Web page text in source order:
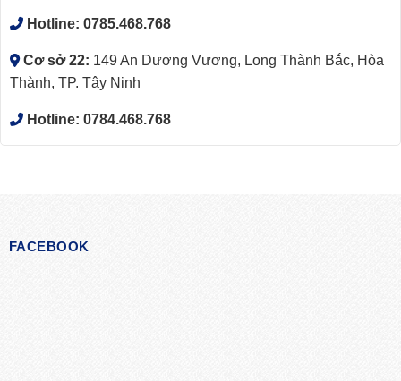
Hotline: 0785.468.768
Cơ sở 22: 149 An Dương Vương, Long Thành Bắc, Hòa
Thành, TP. Tây Ninh
Hotline: 0784.468.768
FACEBOOK